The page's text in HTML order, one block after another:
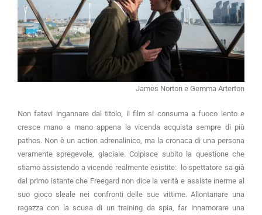
James Norton e Gemma Arterton
Non fatevi ingannare dal titolo, il film si consuma a fuoco lento e
cresce mano a mano appena la vicenda acquista sempre di più
pathos. Non è un action adrenalinico, ma la cronaca di una persona
veramente spregevole, glaciale. Colpisce subito la questione che
stiamo assistendo a vicende realmente esistite: lo spettatore sa già
dal primo istante che Freegard non dice la verità e assiste inerme al
suo gioco sleale nei confronti delle sue vittime. Allontanare una
ragazza con la scusa di un training da spia, far innamorare una